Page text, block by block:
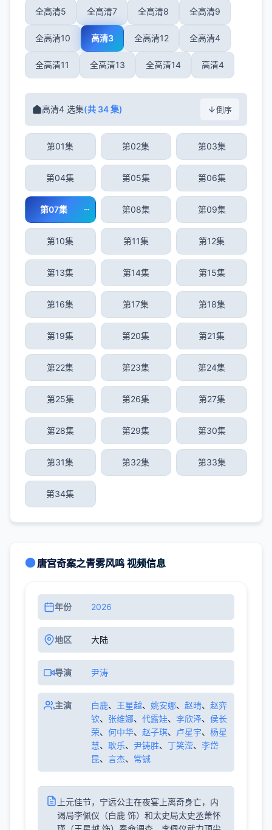
全高清5 全高清7 全高清8 全高清9
全高清10 高清3 全高清12 全高清4
全高清11 全高清13 全高清14 高清4
高清4 选集(共 34 集) 倒序
第01集 第02集 第03集
第04集 第05集 第06集
第07集 第08集 第09集
第10集 第11集 第12集
第13集 第14集 第15集
第16集 第17集 第18集
第19集 第20集 第21集
第22集 第23集 第24集
第25集 第26集 第27集
第28集 第29集 第30集
第31集 第32集 第33集
第34集
唐宫奇案之青雾风鸣 视频信息
年份 2026
地区 大陆
导演 尹涛
主演 白鹿、 王星越、 姚安娜、 赵晴、 赵弈
钦、 张维娜、 代露娃、 李欣泽、 侯长
荣、 何中华、 赵子琪、 卢星宇、 杨星
慧、 耿乐、 尹铸胜、 丁笑滢、 李岱
昆、 言杰、 常铖
上元佳节，宁远公主在夜宴上离奇身亡，内
谒局李佩仪（白鹿 饰）和太史局太史丞萧怀